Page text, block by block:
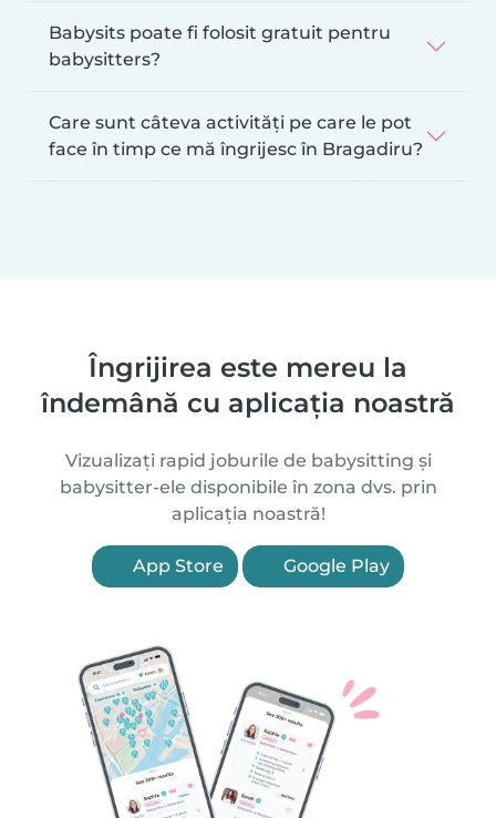
Babysits poate fi folosit gratuit pentru
babysitters?
Care sunt câteva activități pe care le pot
face în timp ce mă îngrijesc în Bragadiru?
Îngrijirea este mereu la
îndemână cu aplicația noastră
Vizualizați rapid joburile de babysitting și
babysitter-ele disponibile în zona dvs. prin
aplicația noastră!
App Store Google Play